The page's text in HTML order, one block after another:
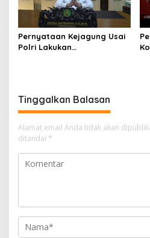
Pernyataan Kejagung Usai
Polri Lakukan
Tinggalkan Balasan
Alamat email Anda tidak akan
ditandai *